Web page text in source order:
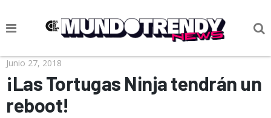
NOTICIAS
CULTURA POP
CIENCIA Y TECNOLOGÍA
Junio 27, 2018
¡Las Tortugas Ninja tendrán un
reboot!